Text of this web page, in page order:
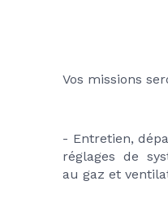
Vos missions
- Entretien,
réglages de
au gaz et